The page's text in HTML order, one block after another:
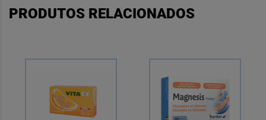
PRODUTOS RELACIONADOS